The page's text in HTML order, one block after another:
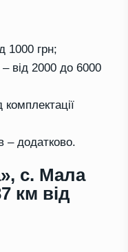
1000 грн;
від 2000 до 6000
– додатково.
с. Мала
км від